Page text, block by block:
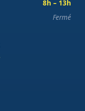
8h – 13h
Fermé